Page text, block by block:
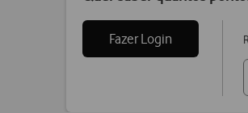
Fazer Login